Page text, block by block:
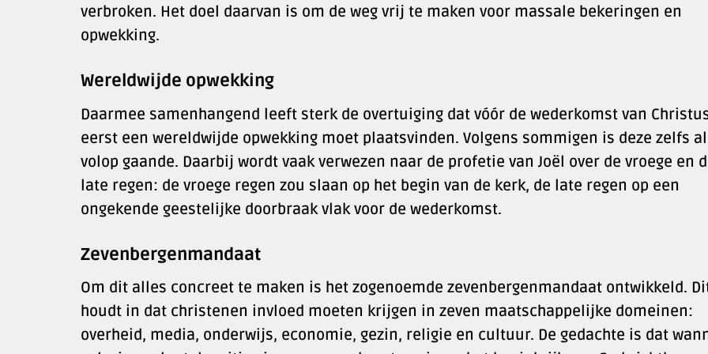
verbroken. Het doel daarvan is om de weg vrij te maken voor massale bekeringen en
opwekking.
Wereldwijde opwekking
Daarmee samenhangend leeft sterk de overtuiging dat vóór de wederkomst van
eerst een wereldwijde opwekking moet plaatsvinden. Volgens sommigen is deze zelfs al
volop gaande. Daarbij wordt vaak verwezen naar de profetie van Joël over de vroege en
late regen: de vroege regen zou slaan op het begin van de kerk, de late regen op een
ongekende geestelijke doorbraak vlak voor de wederkomst.
Zevenbergenmandaat
Om dit alles concreet te maken is het zogenoemde zevenbergenmandaat ontwikkeld.
houdt in dat christenen invloed moeten krijgen in zeven maatschappelijke domeinen:
overheid, media, onderwijs, economie, gezin, religie en cultuur. De gedachte is dat